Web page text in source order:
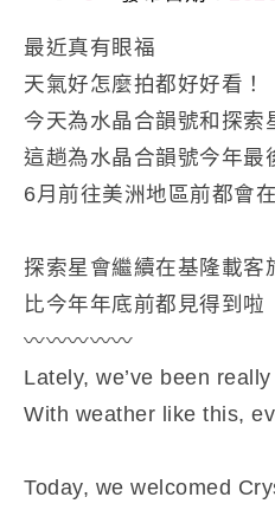
最近真有眼福
天氣好怎麼拍都好好看！
今天為水晶合韻號和探索
這趟為水晶合韻號今年最
6月前往美洲地區前都會
探索星會繼續在基隆載客
比今年年底前都見得到啦
〰️〰️〰️〰️〰️
Lately, we’ve been
With weather like this,
Today, we welcomed